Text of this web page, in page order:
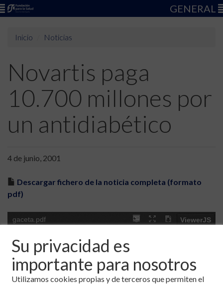
Su privacidad es
importante para nosotros
Utilizamos cookies propias y de terceros que permiten el
GENERAL
Inicio Noticias
Novartis paga
10.700 millones por
un antidiabético
4 de junio, 2001
Descargar fichero de la noticia completa (formato
pdf)